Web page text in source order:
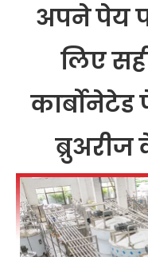
अपने पेय
लिए
ब्रुअरीज